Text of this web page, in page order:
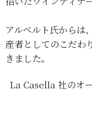
アルベルト氏からは
産者としてのこだわ
きました。
La Casella 社のオ